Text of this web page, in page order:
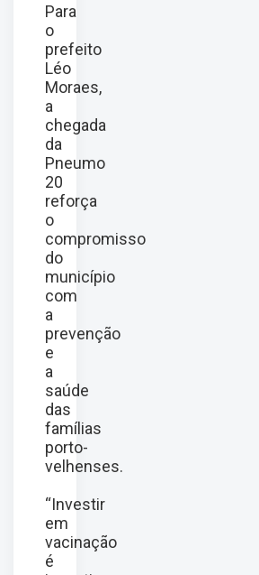
Para
o
prefeito
Léo
Moraes,
a
chegada
da
Pneumo
20
reforça
o
compromisso
do
município
com
a
prevenção
e
a
saúde
das
famílias
porto-
velhenses.
“Investir
em
vacinação
é